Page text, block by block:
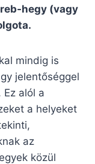
hegy (vagy
mindig is
jelentőséggel
alól a
a helyeket
az
közül